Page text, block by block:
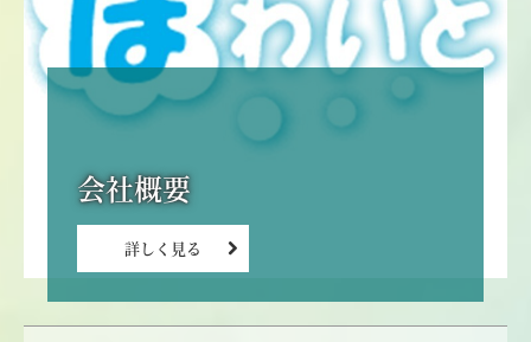
詳しく見る